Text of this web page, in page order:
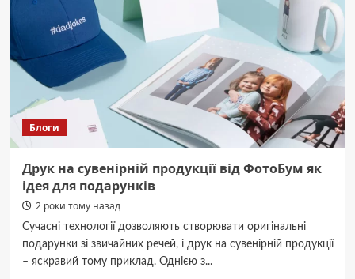
осередки
виховання
лояльної
до
Росії
у
на
ТОТ
Запоріжжя
Блоги
Друк на сувенірній продукції від ФотоБум як
ідея для подарунків
2 роки тому назад
Сучасні технології дозволяють створювати оригінальні
подарунки зі звичайних речей, і друк на сувенірній продукції
– яскравий тому приклад. Однією з...